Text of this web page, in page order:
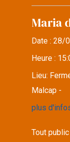
Maria
Date :28/
Heure :
Lieu:
Malcap -
plus
Tout